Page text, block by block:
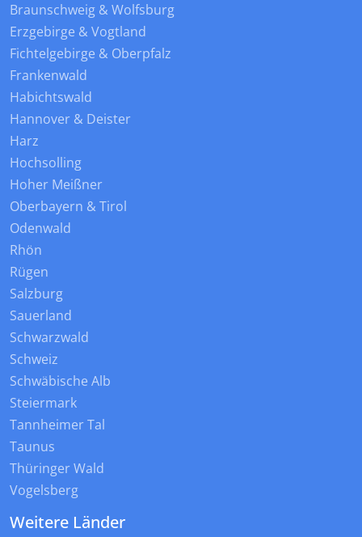
Braunschweig & Wolfsburg
Erzgebirge & Vogtland
Fichtelgebirge & Oberpfalz
Frankenwald
Habichtswald
Hannover & Deister
Harz
Hochsolling
Hoher Meißner
Oberbayern & Tirol
Odenwald
Rhön
Rügen
Salzburg
Sauerland
Schwarzwald
Schweiz
Schwäbische Alb
Steiermark
Tannheimer Tal
Taunus
Thüringer Wald
Vogelsberg
Weitere Länder